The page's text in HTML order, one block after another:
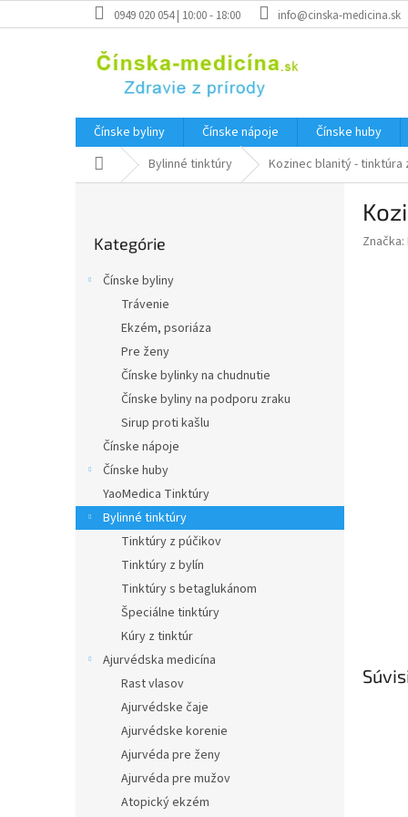
na
0949 020 054 | 10:00 - 18:00 info@cinska-medicina.sk
Čínske byliny Čínske nápoje
Čínske huby
DomovBylinné tinktúry Kozinec blanitý - tinktúra
kategórie
Kategórie
Čínske byliny
Trávenie
Ekzém, psoriáza
Pre ženy
Čínske bylinky na chudnutie
Čínske byliny na podporu zraku
Sirup proti kašlu
Čínske nápoje
Čínske huby
YaoMedica Tinktúry
Bylinné tinktúry
Tinktúry z púčikov
Tinktúry z bylín
Tinktúry s betaglukánom
Špeciálne tinktúry
Kúry z tinktúr
Ajurvédska medicína
Rast vlasov
Ajurvédske čaje
Ajurvédske korenie
Ajurvéda pre ženy
Ajurvéda pre mužov
Atopický ekzém
Značka: